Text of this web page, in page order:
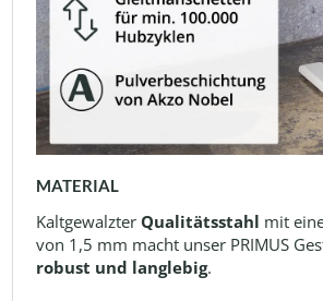
MATERIAL
Kaltgewalzter Qualitätsstahl mit
von 1,5 mm macht unser PRIMUS
robust und langlebig.